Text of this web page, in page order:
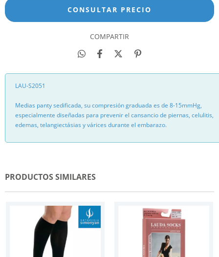
COMPARTIR
LAU-S2051
Medias panty sedificada, su compresión graduada es de 8-15mmHg,
especialmente diseñadas para prevenir el cansancio de piernas, celulitis,
edemas, telangiectásias y várices durante el embarazo.
PRODUCTOS SIMILARES